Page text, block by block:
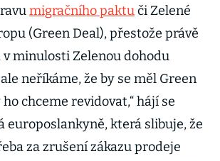
migračního paktuči Zelené
(Green Deal), přestože právě
v minulosti Zelenou dohodu
neříkáme, že by se měl Green
chceme revidovat,“ hájí se
europoslankyně, která slibuje, že
za zrušení zákazu prodeje